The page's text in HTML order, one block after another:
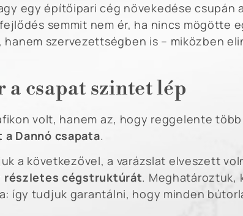
egy építőipari cég növekedése csupán
semmit nem ér, ha nincs mögötte
szervezettségben is – miközben
csapat szintet lép
volt, hanem az, hogy reggelente
Dannó csapata.
a következővel, a varázslat elveszett
részletes cégstruktúrát. Meghatároztuk,
így tudjuk garantálni, hogy minden